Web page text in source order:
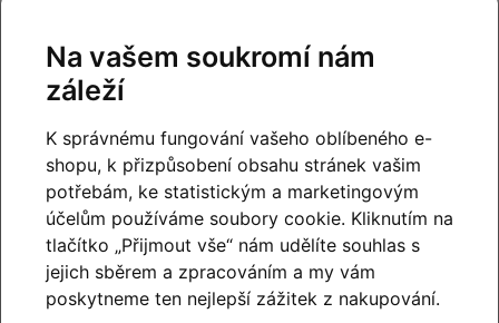
Na vašem soukromí nám
záleží
K správnému fungování vašeho oblíbeného e-
shopu, k přizpůsobení obsahu stránek vašim
potřebám, ke statistickým a marketingovým
účelům používáme soubory cookie. Kliknutím na
tlačítko „Přijmout vše“ nám udělíte souhlas s
jejich sběrem a zpracováním a my vám
poskytneme ten nejlepší zážitek z nakupování.